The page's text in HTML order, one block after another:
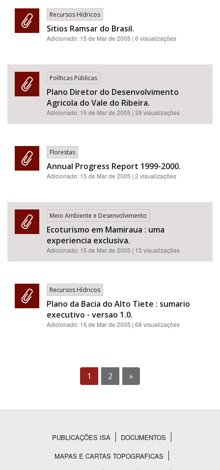
Recursos Hídricos
Sitios Ramsar do Brasil.
Adicionado: 15 de Mar de 2005 | 6 visualizações
Políticas Públicas
Plano Diretor do Desenvolvimento
Agricola do Vale do Ribeira.
Adicionado: 15 de Mar de 2005 | 39 visualizações
Florestas
Annual Progress Report 1999-2000.
Adicionado: 15 de Mar de 2005 | 2 visualizações
Meio Ambiente e Desenvolvimento
Ecoturismo em Mamiraua : uma
experiencia exclusiva.
Adicionado: 15 de Mar de 2005 | 13 visualizações
Recursos Hídricos
Plano da Bacia do Alto Tiete : sumario
executivo - versao 1.0.
Adicionado: 15 de Mar de 2005 | 68 visualizações
1 2 »
Rodapé
PUBLICAÇÕES ISA
DOCUMENTOS
MAPAS E CARTAS TOPOGRAFICAS